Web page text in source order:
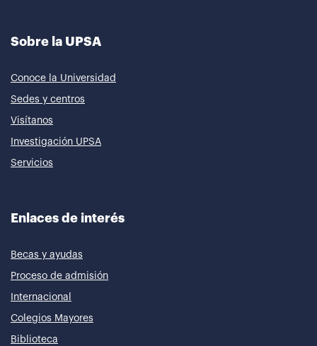
Sobre la UPSA
Conoce la Universidad
Sedes y centros
Visítanos
Investigación UPSA
Servicios
Enlaces de interés
Becas y ayudas
Proceso de admisión
Internacional
Colegios Mayores
Biblioteca